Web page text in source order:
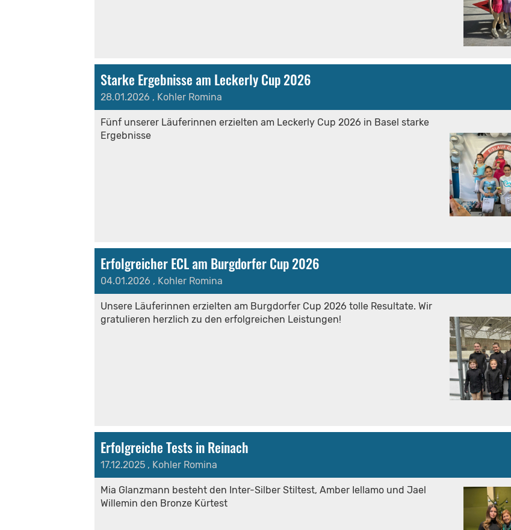
Starke Ergebnisse am Leckerly Cup 2026
28.01.2026 , Kohler Romina
Fünf unserer Läuferinnen erzielten am Leckerly Cup 2026 in Basel starke
Ergebnisse
Erfolgreicher ECL am Burgdorfer Cup 2026
04.01.2026 , Kohler Romina
Unsere Läuferinnen erzielten am Burgdorfer Cup 2026 tolle Resultate. Wir
gratulieren herzlich zu den erfolgreichen Leistungen!
Erfolgreiche Tests in Reinach
17.12.2025 , Kohler Romina
Mia Glanzmann besteht den Inter-Silber Stiltest, Amber Iellamo und Jael
Willemin den Bronze Kürtest